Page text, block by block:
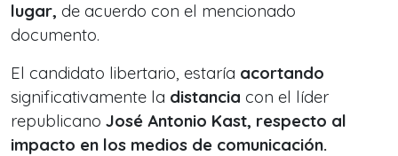
lugar, de acuerdo con el mencionado
documento.
El candidato libertario, estaría acortando
significativamente la distancia con el líder
republicano José Antonio Kast, respecto al
impacto en los medios de comunicación.